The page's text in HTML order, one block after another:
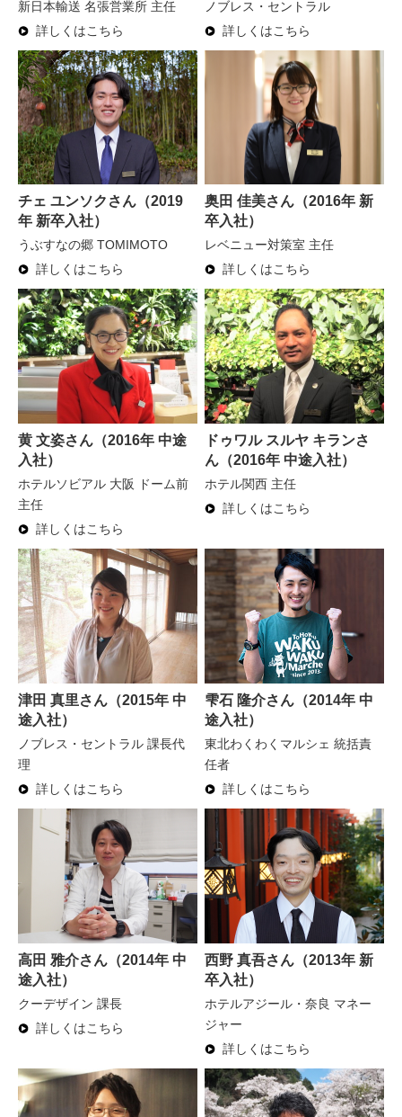
新日本輸送 名張営業所 主任
詳しくはこちら
ノブレス・セントラル
詳しくはこちら
チェ ユンソクさん（2019
年 新卒入社）
うぶすなの郷 TOMIMOTO
詳しくはこちら
奥田 佳美さん（2016年 新
卒入社）
レベニュー対策室 主任
詳しくはこちら
黄 文姿さん（2016年 中途
入社）
ホテルソビアル 大阪 ドーム前
主任
詳しくはこちら
ドゥワル スルヤ キランさ
ん（2016年 中途入社）
ホテル関西 主任
詳しくはこちら
津田 真里さん（2015年 中
途入社）
ノブレス・セントラル 課長代
理
詳しくはこちら
雫石 隆介さん（2014年 中
途入社）
東北わくわくマルシェ 統括責
任者
詳しくはこちら
高田 雅介さん（2014年 中
途入社）
クーデザイン 課長
詳しくはこちら
西野 真吾さん（2013年 新
卒入社）
ホテルアジール・奈良 マネー
ジャー
詳しくはこちら